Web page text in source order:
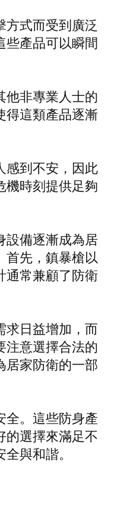
方式而受到廣泛
些產品可以瞬間
他非專業人士的
得這類產品逐漸
感到不安，因此
機時刻提供足夠
設備逐漸成為居
首先，鎮暴槍以
通常兼顧了防衛
求日益增加，而
注意選擇合法的
居家防衛的一部
全。這些防身產
的選擇來滿足不
與和諧。